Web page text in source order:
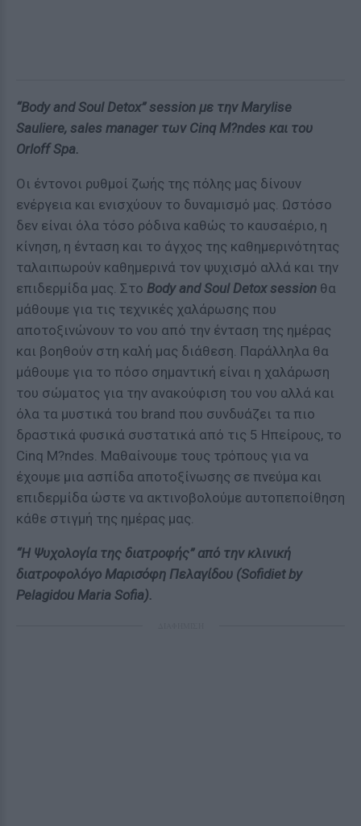
“Body and Soul Detox” session με την Marylise
Sauliere, sales manager των Cinq M?ndes και του
Orloff Spa.
Οι έντονοι ρυθμοί ζωής της πόλης μας δίνουν
ενέργεια και ενισχύουν το δυναμισμό μας. Ωστόσο
δεν είναι όλα τόσο ρόδινα καθώς το καυσαέριο, η
κίνηση, η ένταση και το άγχος της καθημερινότητας
ταλαιπωρούν καθημερινά τον ψυχισμό αλλά και την
επιδερμίδα μας. Στο Body and Soul Detox session θα
μάθουμε για τις τεχνικές χαλάρωσης που
αποτοξινώνουν το νου από την ένταση της ημέρας
και βοηθούν στη καλή μας διάθεση. Παράλληλα θα
μάθουμε για το πόσο σημαντική είναι η χαλάρωση
του σώματος για την ανακούφιση του νου αλλά και
όλα τα μυστικά του brand που συνδυάζει τα πιο
δραστικά φυσικά συστατικά από τις 5 Ηπείρους, το
Cinq M?ndes. Μαθαίνουμε τους τρόπους για να
έχουμε μια ασπίδα αποτοξίνωσης σε πνεύμα και
επιδερμίδα ώστε να ακτινοβολούμε αυτοπεποίθηση
κάθε στιγμή της ημέρας μας.
“Η Ψυχολογία της διατροφής” από την κλινική
διατροφολόγο Μαρισόφη Πελαγίδου (Sofidiet by
Pelagidou Maria Sofia).